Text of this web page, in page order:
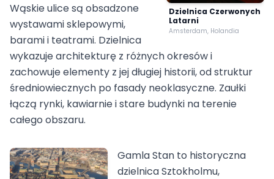
Dzielnica Czerwonych
Latarni
Amsterdam, Holandia
Wąskie ulice są obsadzone
wystawami sklepowymi,
barami i teatrami. Dzielnica
wykazuje architekturę z różnych okresów i
zachowuje elementy z jej długiej historii, od struktur
średniowiecznych po fasady neoklasyczne. Zaułki
łączą rynki, kawiarnie i stare budynki na terenie
całego obszaru.
Gamla Stan to historyczna
dzielnica Sztokholmu,